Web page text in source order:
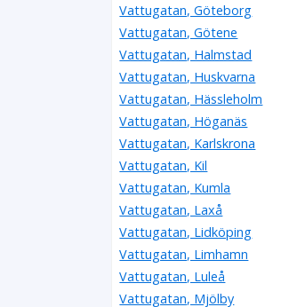
Vattugatan, Göteborg
Vattugatan, Götene
Vattugatan, Halmstad
Vattugatan, Huskvarna
Vattugatan, Hässleholm
Vattugatan, Höganäs
Vattugatan, Karlskrona
Vattugatan, Kil
Vattugatan, Kumla
Vattugatan, Laxå
Vattugatan, Lidköping
Vattugatan, Limhamn
Vattugatan, Luleå
Vattugatan, Mjölby